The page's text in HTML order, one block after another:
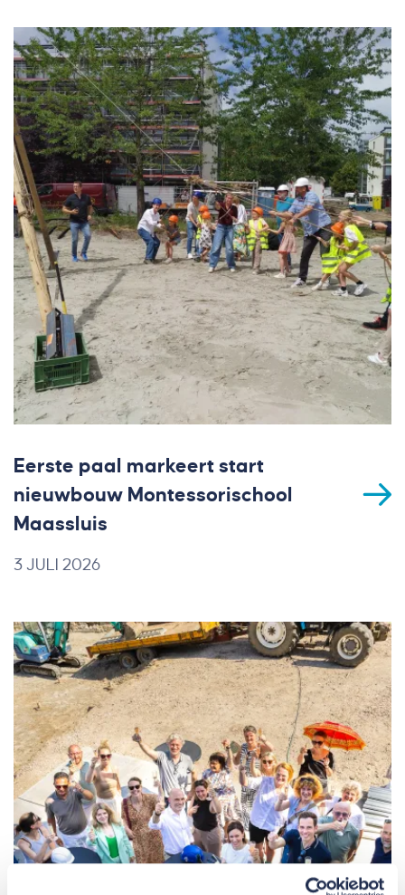
Eerste paal markeert start
nieuwbouw Montessorischool
Maassluis
3 JULI 2026